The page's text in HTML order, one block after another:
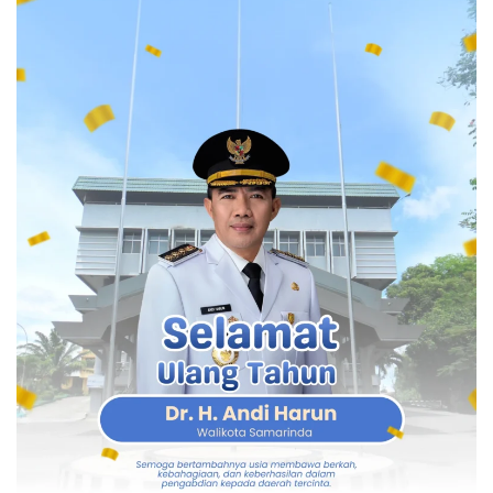
Program tersebut masih memiliki kuota penerima
manfaat sehingga pemerintah daerah diminta
menyiapkan data warga yang memenuhi persyaratan agar
bantuan dapat segera direalisasikan.
Pemkot Sambut Baik Kolaborasi
Menanggapi hal tersebut, Andi Harun menyambut positif
langkah PLN yang terus membangun komunikasi dengan
pemerintah daerah.
Menurutnya, koordinasi yang baik menjadi fondasi
penting dalam menghadirkan pelayanan publik yang
semakin berkualitas.